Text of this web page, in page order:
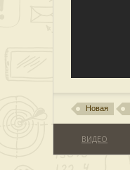
Новая
ВИДЕО